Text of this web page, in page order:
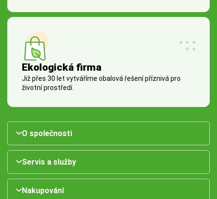
Ekologická firma
Již přes 30 let vytváříme obalová řešení příznivá pro
životní prostředí.
O společnosti
Servis a služby
Nakupování